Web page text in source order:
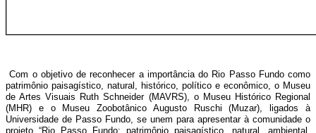
Com o objetivo de reconhecer a importância do Rio Passo Fundo como
patrimônio paisagístico, natural, histórico, político e econômico, o Museu
de Artes Visuais Ruth Schneider (MAVRS), o Museu Histórico Regional
(MHR) e o Museu Zoobotânico Augusto Ruschi (Muzar), ligados à
Universidade de Passo Fundo, se unem para apresentar à comunidade o
projeto “Rio Passo Fundo: patrimônio paisagístico, natural, ambiental,